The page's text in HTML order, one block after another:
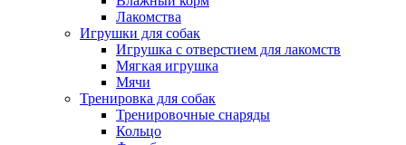
Лакомства
Игрушки для собак
Игрушка с отверстием для лакомств
Мягкая игрушка
Мячи
Тренировка для собак
Тренировочные снаряды
Кольцо